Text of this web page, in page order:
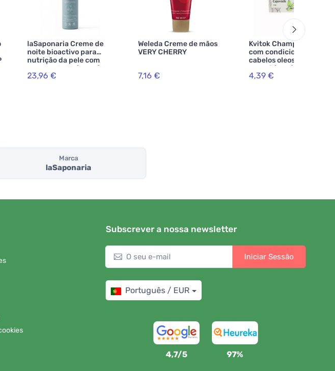
laSaponaria Creme de
noite bioactivo para
nutrição da pele com
BIO de mirtilo (50 ml)
23,96 €
Weleda Creme de mãos
VERY CHERRY
7,16 €
Kvitok Champô sólido
com condicionador para
cabelos oleosos Árvore
de chá (25 g) - com
queratina vegetal
4,39 €
Marca
laSaponaria
Subscrever a nossa newsletter
Iniciar Sessão
Português / EUR
4,7/5 97%